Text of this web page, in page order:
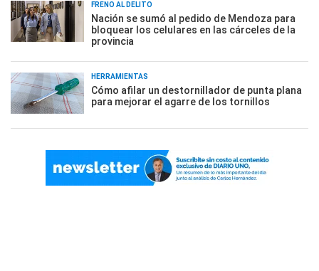
FRENO AL DELITO
Nación se sumó al pedido de Mendoza para
bloquear los celulares en las cárceles de la
provincia
HERRAMIENTAS
Cómo afilar un destornillador de punta plana
para mejorar el agarre de los tornillos